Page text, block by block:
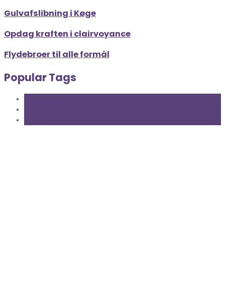
Gulvafslibning i Køge
Opdag kraften i clairvoyance
Flydebroer til alle formål
Popular Tags